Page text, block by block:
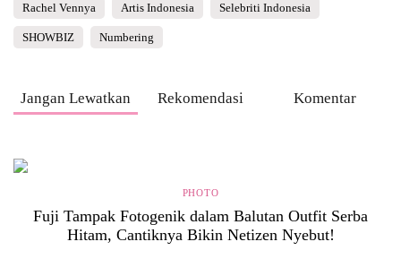
Rachel Vennya Artis Indonesia Selebriti Indonesia
SHOWBIZ Numbering
Jangan Lewatkan Rekomendasi Komentar
PHOTO
Fuji Tampak Fotogenik dalam Balutan Outfit Serba
Hitam, Cantiknya Bikin Netizen Nyebut!